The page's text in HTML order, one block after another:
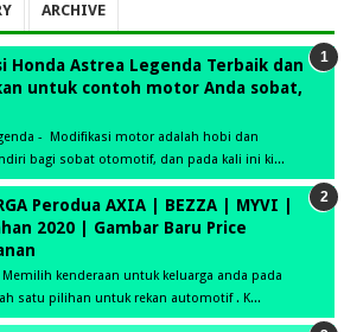
ARCHIVE
Honda Astrea Legenda Terbaik dan
untuk contoh motor Anda sobat,
- Modifikasi motor adalah hobi dan
bagi sobat otomotif, dan pada kali ini ki...
Perodua AXIA | BEZZA | MYVI |
2020 | Gambar Baru Price
kenderaan untuk keluarga anda pada
satu pilihan untuk rekan automotif . K...